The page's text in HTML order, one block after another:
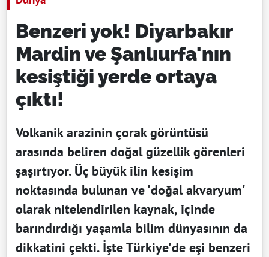
Benzeri yok! Diyarbakır
Mardin ve Şanlıurfa'nın
kesiştiği yerde ortaya
çıktı!
Volkanik arazinin çorak görüntüsü
arasında beliren doğal güzellik görenleri
şaşırtıyor. Üç büyük ilin kesişim
noktasında bulunan ve 'doğal akvaryum'
olarak nitelendirilen kaynak, içinde
barındırdığı yaşamla bilim dünyasının da
dikkatini çekti. İşte Türkiye'de eşi benzeri